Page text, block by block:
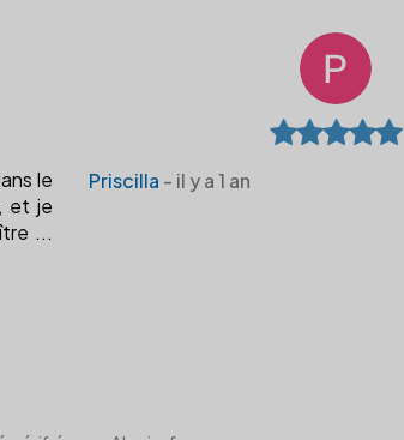
le
et je
...
Priscilla - il y a 1 an